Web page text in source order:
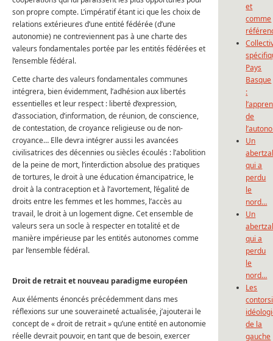
son propre compte. L’impératif étant ici que les choix de
relations extérieures d’une entité fédérée (d’une
autonomie) ne contreviennent pas à une charte des
valeurs fondamentales portée par les entités fédérées et
l’ensemble fédéral.
Cette charte des valeurs fondamentales communes
intégrera, bien évidemment, l’adhésion aux libertés
essentielles et leur respect : liberté d’expression,
d’association, d’information, de réunion, de conscience,
de contestation, de croyance religieuse ou de non-
croyance… Elle devra intégrer aussi les avancées
civilisatrices des décennies ou siècles écoulés : l’abolition
de la peine de mort, l’interdiction absolue des pratiques
de tortures, le droit à une éducation émancipatrice, le
droit à la contraception et à l’avortement, l’égalité de
droits entre les femmes et les hommes, l’accès au
travail, le droit à un logement digne. Cet ensemble de
valeurs sera un socle à respecter en totalité et de
manière impérieuse par les entités autonomes comme
par l’ensemble fédéral.
Droit de retrait et nouveau paradigme européen
Aux éléments énoncés précédemment dans mes
réflexions sur une souveraineté actualisée, j’ajouterai le
concept de « droit de retrait » qu’une entité en autonomie
réelle devrait pouvoir, en tant que de besoin, exercer
et
comme
Pays
Basque
:
de
Un
qui a
perdu
le
nord…
Un
qui a
perdu
le
nord…
Les
de la
gauche